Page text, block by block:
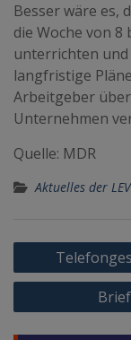
Besser wäre es,
die Woche von 8
unterrichten und
langfristige
Arbeitgeber
Unternehmen
Quelle: MDR
Aktuelles der LEV